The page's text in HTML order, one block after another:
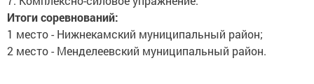
Итоги соревнований:
1 место - Нижнекамский муниципальный район;
2 место - Менделеевский муниципальный район.